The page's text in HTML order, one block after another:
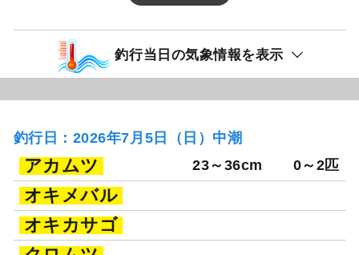
釣行当日の気象情報を表示
釣行日：2026年7月5日（日）中潮
アカムツ 23～36cm 0～2匹
オキメバル
オキカサゴ